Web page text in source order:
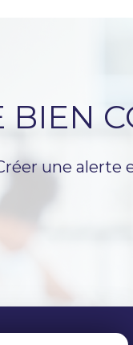
BIEN
une alerte